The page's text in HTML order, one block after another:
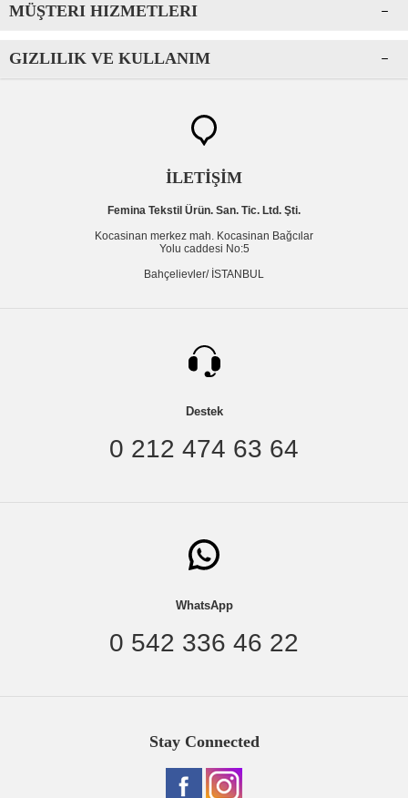
MÜŞTERI HIZMETLERI
GIZLILIK VE KULLANIM
İLETİŞİM
Femina Tekstil Ürün. San. Tic. Ltd. Şti.
Kocasinan merkez mah. Kocasinan Bağcılar
Yolu caddesi No:5
Bahçelievler/ İSTANBUL
Destek
0 212 474 63 64
WhatsApp
0 542 336 46 22
Stay Connected